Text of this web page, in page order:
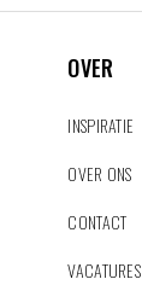
OVER
INSPIRATIE
OVER ONS
CONTACT
VACATURES